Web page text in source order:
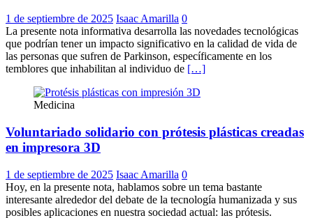
1 de septiembre de 2025 Isaac Amarilla 0
La presente nota informativa desarrolla las novedades tecnológicas
que podrían tener un impacto significativo en la calidad de vida de
las personas que sufren de Parkinson, específicamente en los
temblores que inhabilitan al individuo de […]
Medicina
Voluntariado solidario con prótesis plásticas creadas
en impresora 3D
1 de septiembre de 2025 Isaac Amarilla 0
Hoy, en la presente nota, hablamos sobre un tema bastante
interesante alrededor del debate de la tecnología humanizada y sus
posibles aplicaciones en nuestra sociedad actual: las prótesis.